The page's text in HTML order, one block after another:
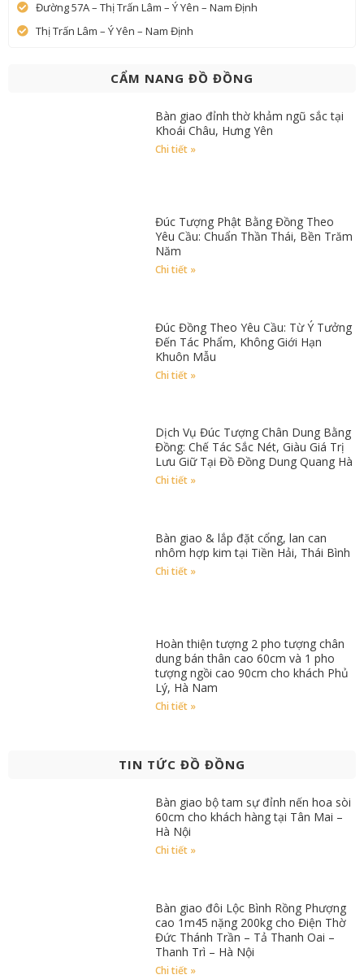
Đường 57A – Thị Trấn Lâm – Ý Yên – Nam Định
Thị Trấn Lâm – Ý Yên – Nam Định
CẨM NANG ĐỒ ĐỒNG
Bàn giao đỉnh thờ khảm ngũ sắc tại
Khoái Châu, Hưng Yên
Chi tiết »
Đúc Tượng Phật Bằng Đồng Theo
Yêu Cầu: Chuẩn Thần Thái, Bền Trăm
Năm
Chi tiết »
Đúc Đồng Theo Yêu Cầu: Từ Ý Tưởng
Đến Tác Phẩm, Không Giới Hạn
Khuôn Mẫu
Chi tiết »
Dịch Vụ Đúc Tượng Chân Dung Bằng
Đồng: Chế Tác Sắc Nét, Giàu Giá Trị
Lưu Giữ Tại Đồ Đồng Dung Quang Hà
Chi tiết »
Bàn giao & lắp đặt cổng, lan can
nhôm hợp kim tại Tiền Hải, Thái Bình
Chi tiết »
Hoàn thiện tượng 2 pho tượng chân
dung bán thân cao 60cm và 1 pho
tượng ngồi cao 90cm cho khách Phủ
Lý, Hà Nam
Chi tiết »
TIN TỨC ĐỒ ĐỒNG
Bàn giao bộ tam sự đỉnh nến hoa sòi
60cm cho khách hàng tại Tân Mai –
Hà Nội
Chi tiết »
Bàn giao đôi Lộc Bình Rồng Phượng
cao 1m45 nặng 200kg cho Điện Thờ
Đức Thánh Trần – Tả Thanh Oai –
Thanh Trì – Hà Nội
Chi tiết »